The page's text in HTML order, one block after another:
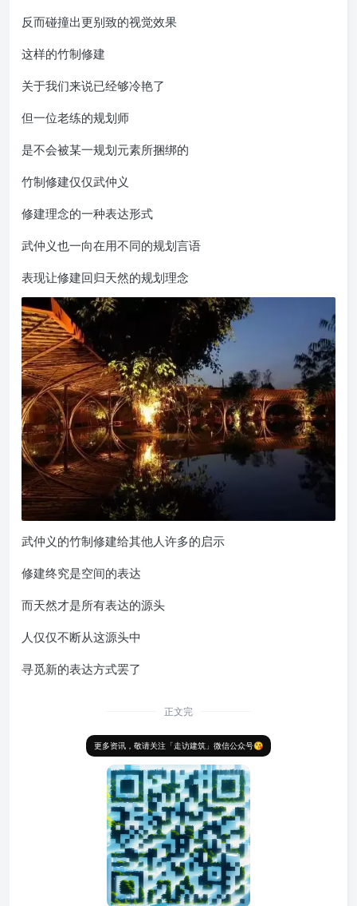
反而碰撞出更别致的视觉效果
这样的竹制修建
关于我们来说已经够冷艳了
但一位老练的规划师
是不会被某一规划元素所捆绑的
竹制修建仅仅武仲义
修建理念的一种表达形式
武仲义也一向在用不同的规划言语
表现让修建回归天然的规划理念
武仲义的竹制修建给其他人许多的启示
修建终究是空间的表达
而天然才是所有表达的源头
人仅仅不断从这源头中
寻觅新的表达方式罢了
正文完
更多资讯，敬请关注「走访建筑」微信公众号😘